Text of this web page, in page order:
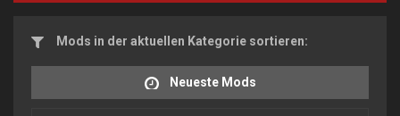
Mods in der aktuellen Kategorie sortieren:
Neueste Mods